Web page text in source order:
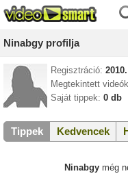
Ninabgy profilja
Regisztráció:
Megtekintett
Saját tippek: 0 db
Tippek Kedvencek
Ninabgymég